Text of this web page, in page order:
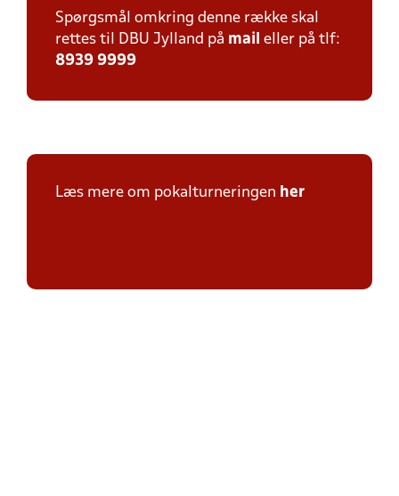
Spørgsmål omkring denne række skal
rettes til DBU Jylland på mail eller på tlf:
8939 9999
Læs mere om pokalturneringen her